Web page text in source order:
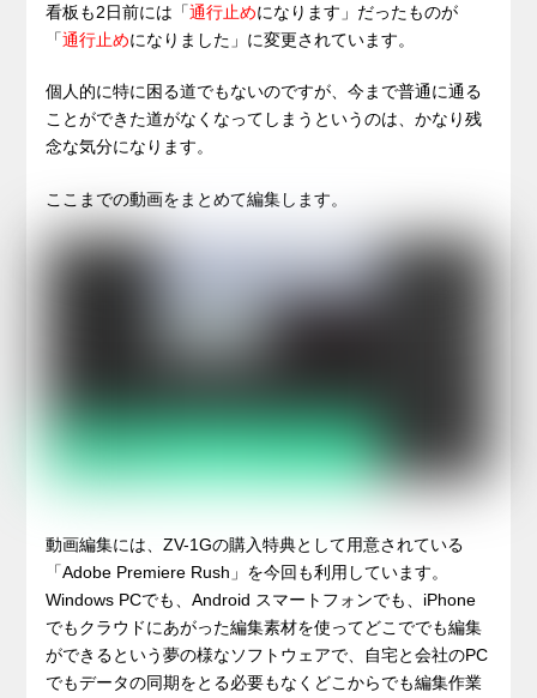
看板も2日前には「通行止めになります」だったものが
「通行止めになりました」に変更されています。
個人的に特に困る道でもないのですが、今まで普通に通る
ことができた道がなくなってしまうというのは、かなり残
念な気分になります。
ここまでの動画をまとめて編集します。
動画編集には、ZV-1Gの購入特典として用意されている
「Adobe Premiere Rush」を今回も利用しています。
Windows PCでも、Android スマートフォンでも、iPhone
でもクラウドにあがった編集素材を使ってどこででも編集
ができるという夢の様なソフトウェアで、自宅と会社のPC
でもデータの同期をとる必要もなくどこからでも編集作業